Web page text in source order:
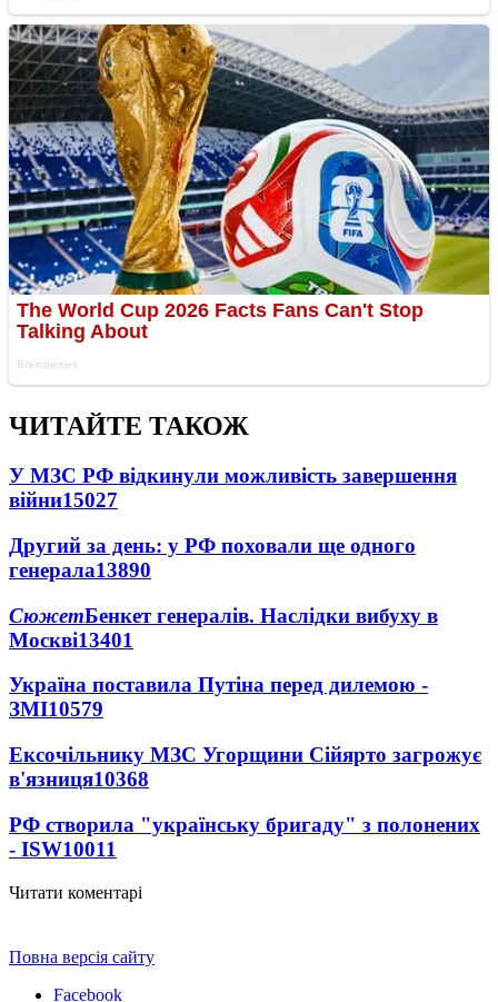
ЧИТАЙТЕ ТАКОЖ
У МЗС РФ відкинули можливість завершення
війни15027
Другий за день: у РФ поховали ще одного
генерала13890
СюжетБенкет генералів. Наслідки вибуху в
Москві13401
Україна поставила Путіна перед дилемою -
ЗМІ10579
Ексочільнику МЗС Угорщини Сійярто загрожує
в'язниця10368
РФ створила "українську бригаду" з полонених
- ISW10011
Читати коментарі
Повна версія сайту
Facebook